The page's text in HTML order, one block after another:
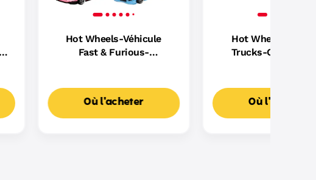
Hot Wheels-Véhicule
Fast & Furious-
Où l'acheter
Hot Wheels
Trucks-Coffret
Où l'acheter